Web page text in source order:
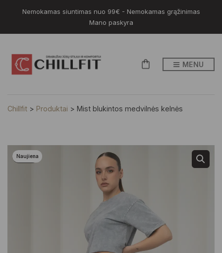
Nemokamas siuntimas nuo 99€ - Nemokamas grąžinimas
Mano paskyra
MENU
Chillfit > Produktai > Mist blukintos medvilnės kelnės
-15%
Naujiena